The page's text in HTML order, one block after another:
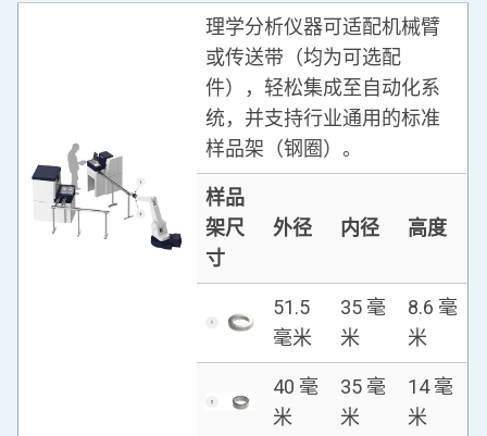
理学分析仪器可适配机械臂
或传送带（均为可选配
件），轻松集成至自动化系
统，并支持行业通用的标准
样品架（钢圈）。
样品
架尺
寸
外径 内径 高度
51.5
毫米
35 毫
米
8.6 毫
米
40 毫
米
35 毫
米
14 毫
米